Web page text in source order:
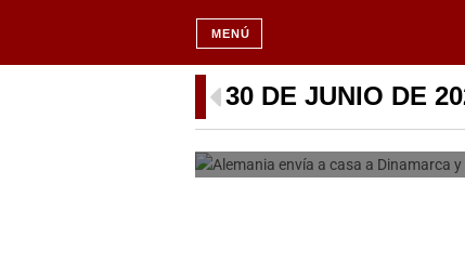
MENÚ
30 DE JUNIO DE
Alemania envía a
la